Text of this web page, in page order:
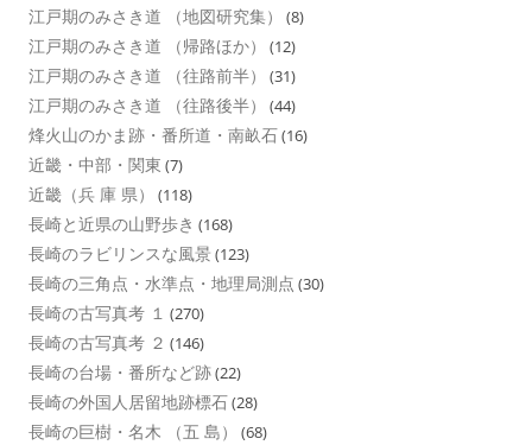
江戸期のみさき道 （地図研究集） (8)
江戸期のみさき道 （帰路ほか） (12)
江戸期のみさき道 （往路前半） (31)
江戸期のみさき道 （往路後半） (44)
烽火山のかま跡・番所道・南畝石(16)
近畿・中部・関東 (7)
近畿（兵 庫 県） (118)
長崎と近県の山野歩き (168)
長崎のラビリンスな風景 (123)
長崎の三角点・水準点・地理局測点 (30)
長崎の古写真考 １ (270)
長崎の古写真考 ２ (146)
長崎の台場・番所など跡(22)
長崎の外国人居留地跡標石(28)
長崎の巨樹・名木 （五 島） (68)